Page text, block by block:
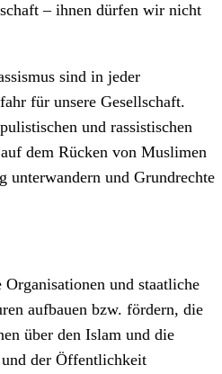
– ihnen dürfen wir nicht
sind in jeder
für unsere Gesellschaft.
und rassistischen
dem Rücken von Muslimen
unterwandern und Grundrechte
und staatliche
aufbauen bzw. fördern, die
über den Islam und die
der Öffentlichkeit